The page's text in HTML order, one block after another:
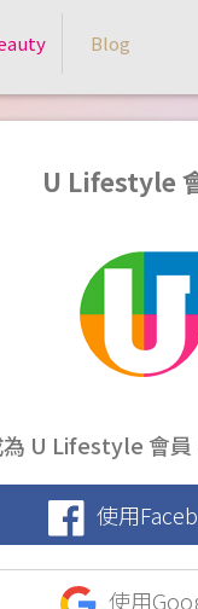
Blog
U Lifestyle
U Lifestyle 會員
使用
使用